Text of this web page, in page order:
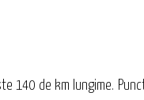
140 de km lungime.